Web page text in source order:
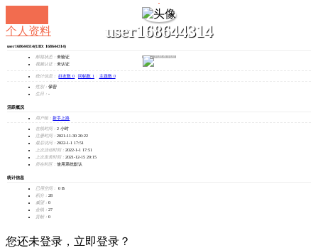
user168644314
发消息
个人资料
user168644314(UID: 168644314)
邮箱状态： 未验证
视频认证： 未认证
统计信息： 好友数 0 回帖数 1 主题数 0
性别： 保密
生日： -
活跃概况
用户组： 新手上路
在线时间： 2 小时
注册时间： 2021-11-30 20:22
最后访问： 2022-1-1 17:51
上次活动时间： 2022-1-1 17:51
上次发表时间： 2021-12-15 20:15
所在时区： 使用系统默认
统计信息
已用空间：
0 B
积分： 28
威望： 0
金钱： 27
贡献： 0
您还未登录，立即登录？